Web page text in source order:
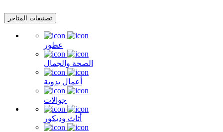
تصنيفات المتاجر
عطور
الصحة والجمال
أعمال يدوية
جوالات
أثاث وديكور